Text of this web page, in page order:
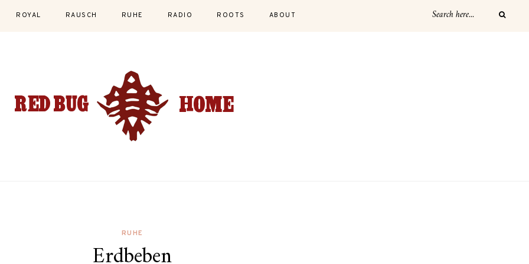
ROYAL RAUSCH RUHE RADIO ROOTS ABOUT
RUHE